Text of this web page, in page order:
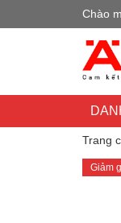
Chào
Trang
Giảm